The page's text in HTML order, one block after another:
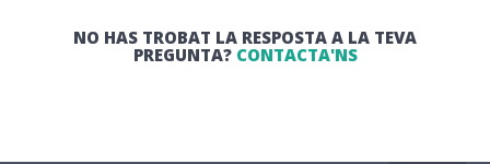
NO HAS TROBAT LA RESPOSTA A LA TEVA
PREGUNTA? CONTACTA'NS